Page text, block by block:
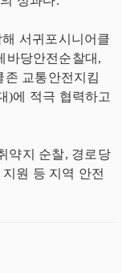
서귀포시니어클
바당안전순찰대,
교통안전지킴
)에 적극 협력하고
약지 순찰, 경로당
원 등 지역 안전